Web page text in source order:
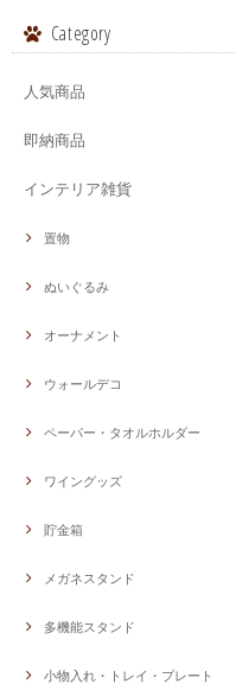
Category
人気商品
即納商品
インテリア雑貨
置物
ぬいぐるみ
オーナメント
ウォールデコ
ペーパー・タオルホルダー
ワイングッズ
貯金箱
メガネスタンド
多機能スタンド
小物入れ・トレイ・プレート